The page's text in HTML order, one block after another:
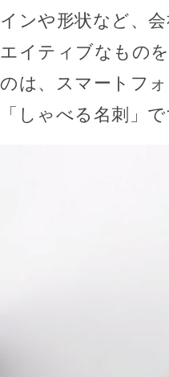
インや形状など、
エイティブなもの
のは、スマートフ
「しゃべる名刺」で